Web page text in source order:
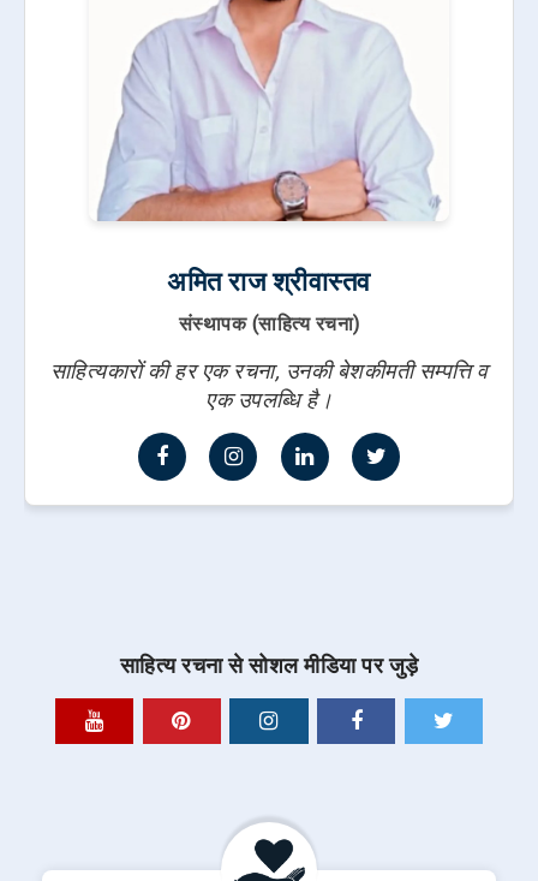
अमित राज श्रीवास्तव
संस्थापक (साहित्य रचना)
साहित्यकारों की हर एक रचना, उनकी बेशकीमती सम्पत्ति व
एक उपलब्धि है।
साहित्य रचना से सोशल मीडिया पर जुड़े